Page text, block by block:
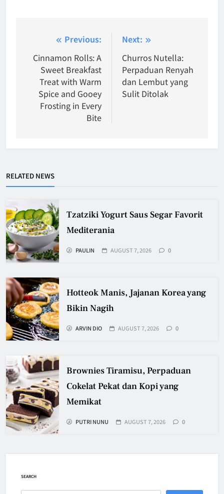
navigation
Previous:
Cinnamon Rolls: A
Sweet Breakfast
Treat with Warm
Spice and Gooey
Frosting in Every
Bite
Next:
Churros Nutella:
Perpaduan Renyah
dan Lembut yang
Sulit Ditolak
RELATED NEWS
Tzatziki Yogurt Saus Segar Favorit
Mediterania
PAULIN AUGUST 7, 2026 0
Hotteok Manis, Jajanan Korea yang
Bikin Nagih
ARVIN DIO AUGUST 7, 2026 0
Brownies Tiramisu, Perpaduan
Cokelat Pekat dan Kopi yang
Memikat
PUTRI NUNU AUGUST 7, 2026 0
SEARCH